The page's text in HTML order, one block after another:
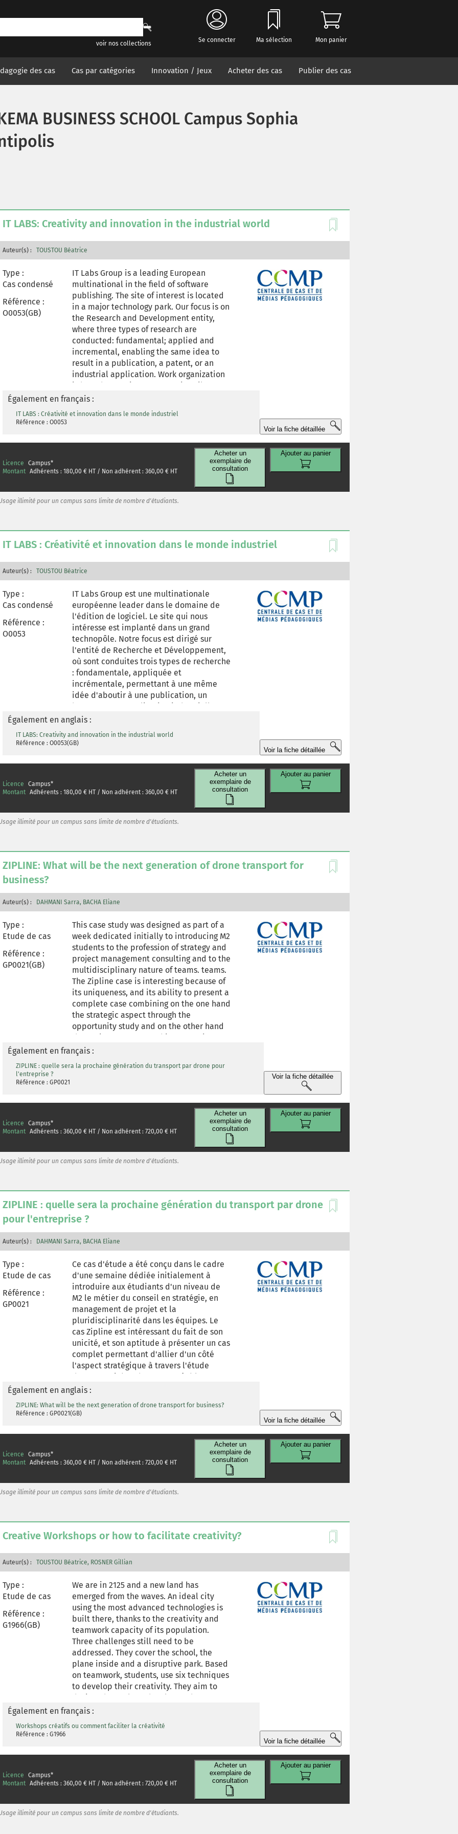
voir nos collections Se connecter Ma sélection Mon panier
des cas Cas par catégories Innovation / Jeux Acheter des cas Publier des cas
BUSINESS SCHOOL Campus Sophia
IT LABS: Creativity and innovation in the industrial world
Auteur(s) : TOUSTOU Béatrice
Type :
Cas condensé
Référence :
O0053(GB)
IT Labs Group is a leading European
multinational in the field of software
publishing. The site of interest is located
in a major technology park. Our focus is on
the Research and Development entity,
where three types of research are
conducted: fundamental; applied and
incremental, enabling the same idea to
result in a publication, a patent, or an
industrial application. Work organization
is based on project teams, primarily
funded through national an European
calls for proposals, and collaborating
closely with academic and industrial
researchers requires specific
study conducted through semi-structured
in interviews, we explore the perspectives
of industrial researchers who experiment
with creativity in an innovation context
Également en français :
IT LABS : Créativité et innovation dans le monde industriel
Référence : O0053
Voir la fiche détaillée
Licence Campus*
illimité pour un campus sans limite de nombre d'étudiants.
Montant Adhérents : 180,00 € HT / Non adhérent : 360,00 € HT
Acheter un
exemplaire de
consultation
Ajouter au panier
IT LABS : Créativité et innovation dans le monde industriel
Auteur(s) : TOUSTOU Béatrice
Type :
Cas condensé
Référence :
O0053
IT Labs Group est une multinationale
européenne leader dans le domaine de
l'édition de logiciel. Le site qui nous
intéresse est implanté dans un grand
technopôle. Notre focus est dirigé sur
l'entité de Recherche et Développement,
où sont conduites trois types de recherche
: fondamentale, appliquée et
incrémentale, permettant à une même
idée d'aboutir à une publication, un
brevet ou une application industrielle.
L'organisation du travail repose sur des
équipes projet financées majoritairement
par des appels d'offre nationaux et
avec des partenaires académiques et
chercheurs nécessite un management
spécifique. Sur la base d'une étude
qualitative menée par entretiens semi-
directifs, nous explorons les
créativité dans un contexte d'innovation
et dont le profil hybride nécessite un
Également en anglais :
IT LABS: Creativity and innovation in the industrial world
Référence : O0053(GB)
Voir la fiche détaillée
Licence Campus*
illimité pour un campus sans limite de nombre d'étudiants.
Montant Adhérents : 180,00 € HT / Non adhérent : 360,00 € HT
Acheter un
exemplaire de
consultation
Ajouter au panier
ZIPLINE: What will be the next generation of drone transport for
business?
Auteur(s) : DAHMANI Sarra BACHA Eliane
Type :
Etude de cas
Référence :
GP0021(GB)
This case study was designed as part of a
week dedicated initially to introducing M2
students to the profession of strategy and
project management consulting and to the
multidisciplinary nature of teams. teams.
The Zipline case is interesting because of
its uniqueness, and its ability to present a
complete case combining on the one hand
the strategic aspect through the
opportunity study and on the other hand
the project aspect to achieve a project
management plan over five years allowing
to concretize a scenario of evolution The
case aims to carry out an analysis of the
in which the company is evolving. The
strategic opportunity study for a company
model and a niche market marked by a
high level of technology, the transport of
Rwanda to deliver parcels of medicines
and blood bags to hospitals in record
The objective of the case is to study the
future generation of this offer. To what
extent is it possible to expand the
transport offer? How can it be extended
geographically to other territories and
why not to other goods to be transported?
The case is guided by a set of information
given upstream to orient the solution, but
also a set of information given in real time
to feed the reflection, and make the
exercise dynamic.
Également en français :
ZIPLINE : quelle sera la prochaine génération du transport par drone pour
l'entreprise ?
Référence : GP0021
Voir la fiche détaillée
Licence Campus*
illimité pour un campus sans limite de nombre d'étudiants.
Montant Adhérents : 360,00 € HT / Non adhérent : 720,00 € HT
Acheter un
exemplaire de
consultation
Ajouter au panier
ZIPLINE : quelle sera la prochaine génération du transport par drone
pour l'entreprise ?
Auteur(s) : DAHMANI Sarra BACHA Eliane
Type :
Etude de cas
Référence :
GP0021
Ce cas d'étude a été conçu dans le cadre
d'une semaine dédiée initialement à
introduire aux étudiants d'un niveau de
M2 le métier du conseil en stratégie, en
management de projet et la
pluridisciplinarité dans les équipes. Le
cas Zipline est intéressant du fait de son
unicité, et son aptitude à présenter un cas
complet permettant d'allier d'un côté
l'aspect stratégique à travers l'étude
d'opportunité et d'un autre côté l'aspect
projet pour réaliser un plan de
management de projet sur cinq ans
permettant de concrétiser un scénario
ceci en prenant en compte le contexte
incertain dans lequel évolue l'entreprise.
Le cas a pour objectif de réaliser une
étude d'opportunité stratégique pour une
entreprise qui se positionne sur un
nouveau business model et un marché de
médicaux avec des drones planeurs pour
les établissements de santé. L'utilité du
Rwanda pour délivrer des colis de
médicaments et des poches de sang aux
hôpitaux en un temps record sur la base
d'un système d'échange de sms. L'objectif
du cas est d'étudier la future génération
de cette offre. Dans quelle mesure est-il
possible d'élargir l'offre de transport ?
Comment peut-on l'élargir sur le plan
géographique pour s'étendre à d'autres
territoires et pourquoi pas d'autres biens
à transporter ? Le cas est guidé par un
ensemble d'information données en
amont pour orienter la solution, mais
en temps réel pour alimenter la réflexion,
et rendre l'exercice dynamique.
Également en anglais :
ZIPLINE: What will be the next generation of drone transport for business?
Référence : GP0021(GB)
Voir la fiche détaillée
Licence Campus*
illimité pour un campus sans limite de nombre d'étudiants.
Montant Adhérents : 360,00 € HT / Non adhérent : 720,00 € HT
Acheter un
exemplaire de
consultation
Ajouter au panier
Creative Workshops or how to facilitate creativity?
Auteur(s) : TOUSTOU Béatrice ROSNER Gillian
Type :
Etude de cas
Référence :
G1966(GB)
We are in 2125 and a new land has
emerged from the waves. An ideal city
using the most advanced technologies is
built there, thanks to the creativity and
teamwork capacity of its population.
Three challenges still need to be
addressed. They cover the school, the
plane inside and a disruptive park. Based
on teamwork, students, use six techniques
to develop their creativity. They aim to
design, then select, develop and present
ideas to meet these challenges and win
the prize, which is permission to come
and live in this city of the future.
Également en français :
Workshops créatifs ou comment faciliter la créativité
Référence : G1966
Voir la fiche détaillée
Licence Campus*
illimité pour un campus sans limite de nombre d'étudiants.
Montant Adhérents : 360,00 € HT / Non adhérent : 720,00 € HT
Acheter un
exemplaire de
consultation
Ajouter au panier